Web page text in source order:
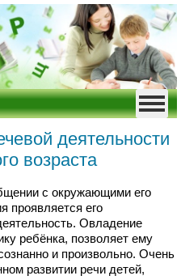
деятельности
возраста
с окружающими его
проявляется его
Овладение
ребёнка, позволяет ему
и произвольно. Очень
развитии речи детей,